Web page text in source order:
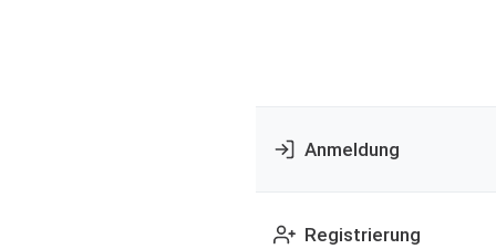
Anmeldung
Registrierung